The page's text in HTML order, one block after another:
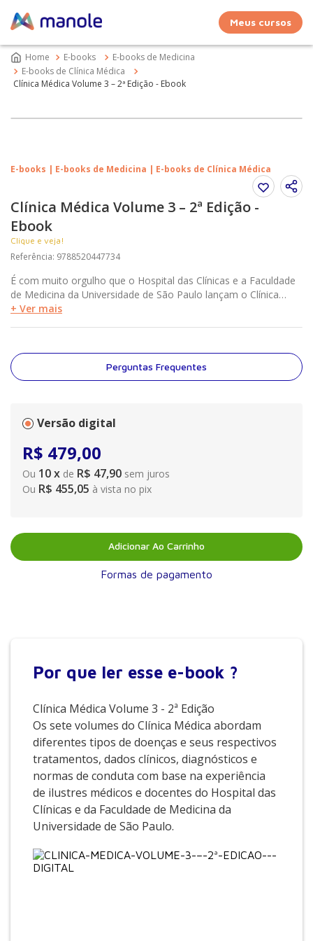
Meus cursos
E-books
E-books de Medicina
E-books de Clínica Médica
Clínica Médica Volume 3 – 2ª Edição - Ebook
E-books | E-books de Medicina | E-books de Clínica Médica
Clínica Médica Volume 3 – 2ª Edição -
Ebook
Clique e veja!
Referência: 9788520447734
É com muito orgulho que o Hospital das Clínicas e a Faculdade
de Medicina da Universidade de São Paulo lançam o Clínica
Médica. Médicos e professores do Sistema HCFMUSP,
maior hospital-escola da América Latina para compor este
projeto institucional. Com tópicos contemplados de forma
objetiva e didática, esta obra ultrapassa o âmbito acadêmico e
fim de colaborar com o aperfeiçoamento do atendimento à
comunidade com base em exemplos de avanços científicos
realizados.
+ Ver mais
Perguntas Frequentes
Versão digital
R$ 479,00
Ou 10x de R$ 47,90 sem juros
Ou R$ 455,05 à vista no pix
Adicionar Ao Carrinho
Formas de pagamento
Por que ler esse e-book ?
Clínica Médica Volume 3 - 2ª Edição
Os sete volumes do Clínica Médica abordam
diferentes tipos de doenças e seus respectivos
tratamentos, dados clínicos, diagnósticos e
normas de conduta com base na experiência
de ilustres médicos e docentes do Hospital das
Clínicas e da Faculdade de Medicina da
Universidade de São Paulo.